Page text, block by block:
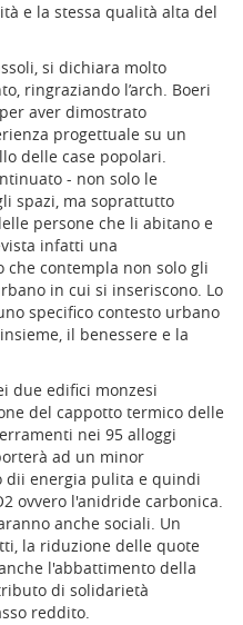
e la stessa qualità alta del
si dichiara molto
ringraziando l’arch. Boeri
aver dimostrato
progettuale su un
delle case popolari.
- non solo le
spazi, ma soprattutto
persone che li abitano e
infatti una
contempla non solo gli
in cui si inseriscono. Lo
specifico contesto urbano
il benessere e la
due edifici monzesi
del cappotto termico delle
nei 95 alloggi
ad un minor
dii energia pulita e quindi
ovvero l'anidride carbonica.
anche sociali. Un
la riduzione delle quote
l'abbattimento della
di solidarietà
reddito.